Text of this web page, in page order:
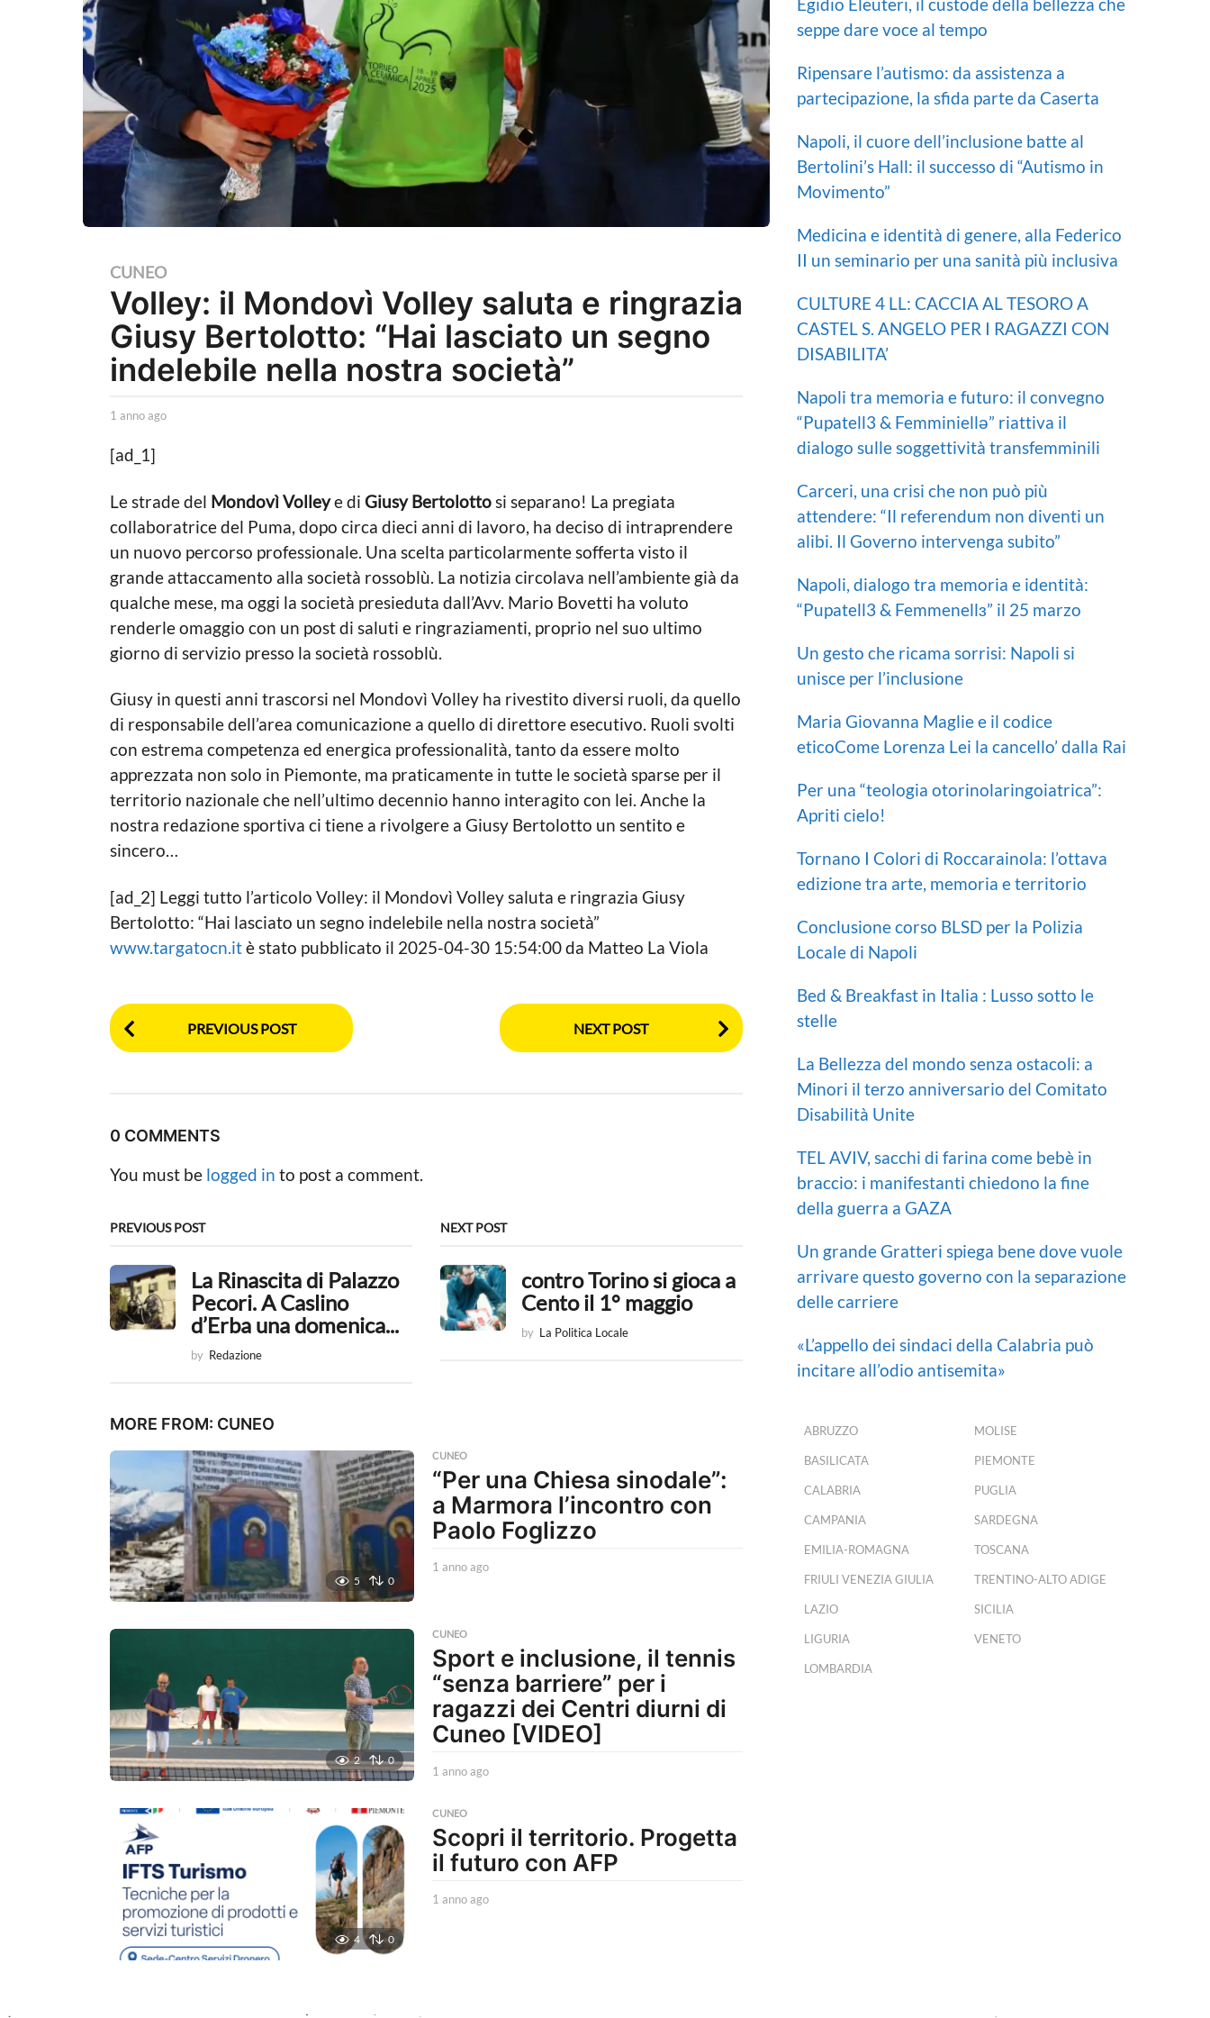
1
a
n
n
g
o
a
n
n
o
a
g
o
CUNEO
Volley: il Mondovì Volley saluta e ringrazia
Giusy Bertolotto: “Hai lasciato un segno
indelebile nella nostra società”
b
M
a
t
o
L
a
V
i
o
l
a
1 anno ago
a
o
[ad_1]
Le strade del Mondovì Volleye di Giusy Bertolottosi separano! La pregiata
collaboratrice del Puma, dopo circa dieci anni di lavoro, ha deciso di intraprendere
un nuovo percorso professionale. Una scelta particolarmente sofferta visto il
grande attaccamento alla società rossoblù. La notizia circolava nell’ambiente già da
qualche mese, ma oggi la società presieduta dall’Avv. Mario Bovetti ha voluto
renderle omaggio con un post di saluti e ringraziamenti, proprio nel suo ultimo
giorno di servizio presso la società rossoblù.
Giusy in questi anni trascorsi nel Mondovì Volley ha rivestito diversi ruoli, da quello
di responsabile dell’area comunicazione a quello di direttore esecutivo. Ruoli svolti
con estrema competenza ed energica professionalità, tanto da essere molto
apprezzata non solo in Piemonte, ma praticamente in tutte le società sparse per il
territorio nazionale che nell’ultimo decennio hanno interagito con lei. Anche la
nostra redazione sportiva ci tiene a rivolgere a Giusy Bertolotto un sentito e
sincero…
[ad_2] Leggi tutto l’articolo Volley: il Mondovì Volley saluta e ringrazia Giusy
Bertolotto: “Hai lasciato un segno indelebile nella nostra società”
www.targatocn.itè stato pubblicato il 2025-04-30 15:54:00 da Matteo La Viola
P
o
t
a
g
i
n
a
o
n
PREVIOUS POST NEXT POST
0 COMMENTS
You must be logged in to post a comment.
PREVIOUS POST
La Rinascita di Palazzo
Pecori. A Caslino
d’Erba una domenica...
by Redazione
NEXT POST
contro Torino si gioca a
Cento il 1° maggio
by La Politica Locale
MORE FROM: CUNEO
5 0
CUNEO
“Per una Chiesa sinodale”:
a Marmora l’incontro con
Paolo Foglizzo
1 anno ago1
a
g
o
2 0
CUNEO
Sport e inclusione, il tennis
“senza barriere” per i
ragazzi dei Centri diurni di
Cuneo [VIDEO]
1 anno ago1
o
a
g
4 0
CUNEO
Scopri il territorio. Progetta
il futuro con AFP
1 anno ago1
seppe dare voce al tempo
Ripensare l’autismo: da assistenza a
partecipazione, la sfida parte da Caserta
Napoli, il cuore dell’inclusione batte al
Bertolini’s Hall: il successo di “Autismo in
Movimento”
Medicina e identità di genere, alla Federico
II un seminario per una sanità più inclusiva
CULTURE 4 LL: CACCIA AL TESORO A
CASTEL S. ANGELO PER I RAGAZZI CON
DISABILITA’
Napoli tra memoria e futuro: il convegno
“Pupatell3 & Femminiellə” riattiva il
dialogo sulle soggettività transfemminili
Carceri, una crisi che non può più
attendere: “Il referendum non diventi un
alibi. Il Governo intervenga subito”
Napoli, dialogo tra memoria e identità:
“Pupatell3 & Femmenellɜ” il 25 marzo
Un gesto che ricama sorrisi: Napoli si
unisce per l’inclusione
Maria Giovanna Maglie e il codice
eticoCome Lorenza Lei la cancello’ dalla Rai
Per una “teologia otorinolaringoiatrica”:
Apriti cielo!
Tornano I Colori di Roccarainola: l’ottava
edizione tra arte, memoria e territorio
Conclusione corso BLSD per la Polizia
Locale di Napoli
Bed & Breakfast in Italia : Lusso sotto le
stelle
La Bellezza del mondo senza ostacoli: a
Minori il terzo anniversario del Comitato
Disabilità Unite
TEL AVIV, sacchi di farina come bebè in
braccio: i manifestanti chiedono la fine
della guerra a GAZA
Un grande Gratteri spiega bene dove vuole
arrivare questo governo con la separazione
delle carriere
«L’appello dei sindaci della Calabria può
incitare all’odio antisemita»
ABRUZZO
BASILICATA
CALABRIA
CAMPANIA
EMILIA-ROMAGNA
FRIULI VENEZIA GIULIA
LAZIO
LIGURIA
LOMBARDIA
MOLISE
PIEMONTE
PUGLIA
SARDEGNA
TOSCANA
TRENTINO-ALTO ADIGE
SICILIA
VENETO